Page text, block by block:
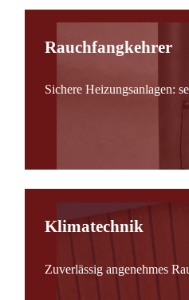
Rauchfangkehrer
Sichere Heizungsanlagen:
Klimatechnik
Zuverlässig angenehmes